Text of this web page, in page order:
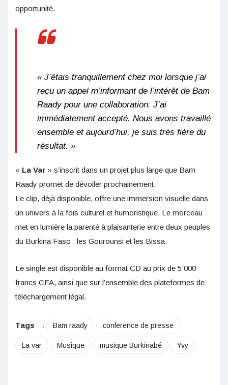
opportunité.
« J’étais tranquillement chez moi lorsque j’ai
reçu un appel m’informant de l’intérêt de Bam
Raady pour une collaboration. J’ai
immédiatement accepté. Nous avons travaillé
ensemble et aujourd’hui, je suis très fière du
résultat. »
« La Var » s’inscrit dans un projet plus large que Bam
Raady promet de dévoiler prochainement.
Le clip, déjà disponible, offre une immersion visuelle dans
un univers à la fois culturel et humoristique. Le morceau
met en lumière la parenté à plaisanterie entre deux peuples
du Burkina Faso : les Gourounsi et les Bissa.
Le single est disponible au format CD au prix de 5 000
francs CFA, ainsi que sur l’ensemble des plateformes de
téléchargement légal.
Tags : Bam raady conference de presse
La var Musique musique Burkinabé Yvy